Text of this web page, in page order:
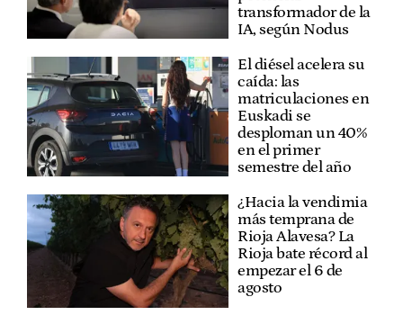
transformador de la
IA, según Nodus
El diésel acelera su
caída: las
matriculaciones en
Euskadi se
desploman un 40%
en el primer
semestre del año
¿Hacia la vendimia
más temprana de
Rioja Alavesa? La
Rioja bate récord al
empezar el 6 de
agosto